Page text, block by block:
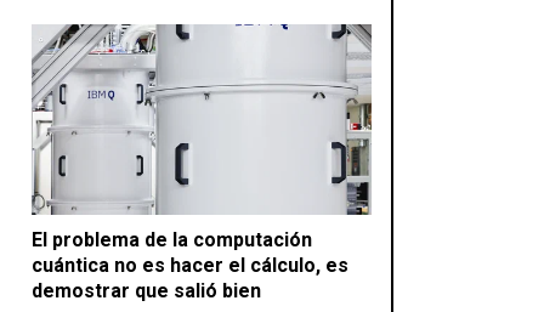
El problema de la computación
cuántica no es hacer el cálculo, es
demostrar que salió bien